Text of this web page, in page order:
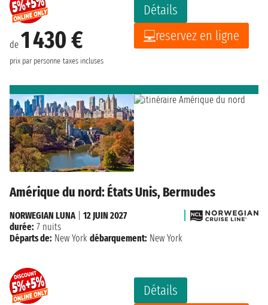
de 1 430 €
prix par personne taxes incluses
Détails
reservez en ligne
Amérique du nord: États Unis, Bermudes
Détails
NORWEGIAN LUNA
12 JUIN 2027
durée: 7 nuits
Départs de: New York débarquement: New York